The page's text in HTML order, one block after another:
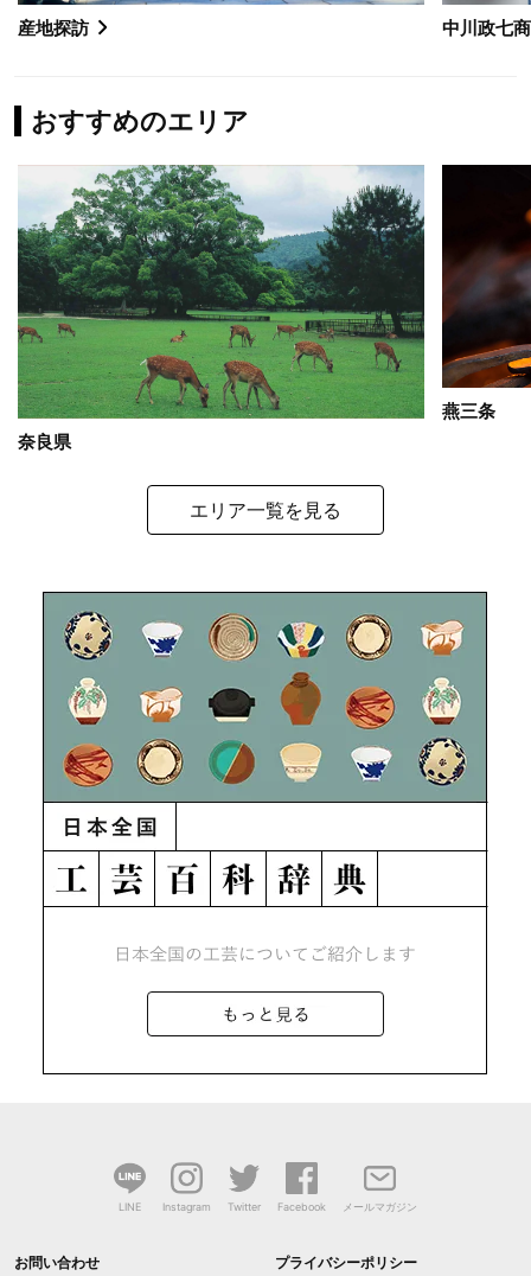
産地探訪 中川政七
おすすめのエリア
奈良県
燕三条
エリア一覧を見る
LINE Instagram Twitter Facebook メールマガジン
お問い合わせ プライバシーポリシー